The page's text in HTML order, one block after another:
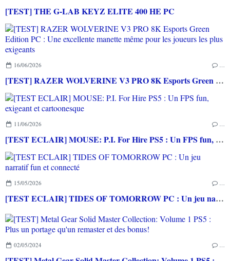
[TEST] THE G-LAB KEYZ ELITE 400 HE PC
16/06/2026
[TEST] RAZER WOLVERINE V3 PRO 8K Esports Green Edition PC : Une excellente manette même pour les joueurs les plus exigeants
11/06/2026
[TEST ECLAIR] MOUSE: P.I. For Hire PS5 : Un FPS fun, exigeant et cartoonesque
15/05/2026
[TEST ECLAIR] TIDES OF TOMORROW PC : Un jeu narratif fun et connecté
02/05/2024